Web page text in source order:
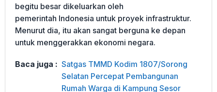
begitu besar dikeluarkan oleh
pemerintah Indonesia untuk proyek infrastruktur.
Menurut dia, itu akan sangat berguna ke depan
untuk menggerakkan ekonomi negara.
Baca juga : Satgas TMMD Kodim 1807/Sorong
Selatan Percepat Pembangunan
Rumah Warga di Kampung Sesor